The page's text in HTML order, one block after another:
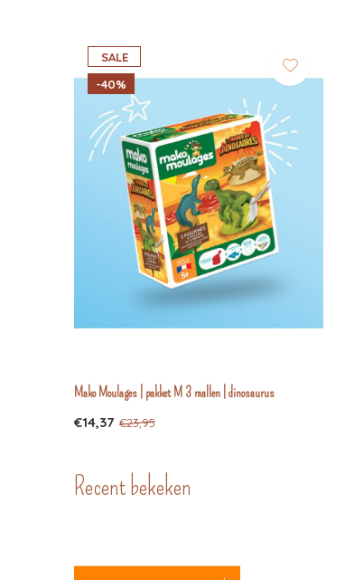
SALE
-40%
Mako Moulages | pakket M 3 mallen | dinosaurus
€14,37 €23,95
Recent bekeken